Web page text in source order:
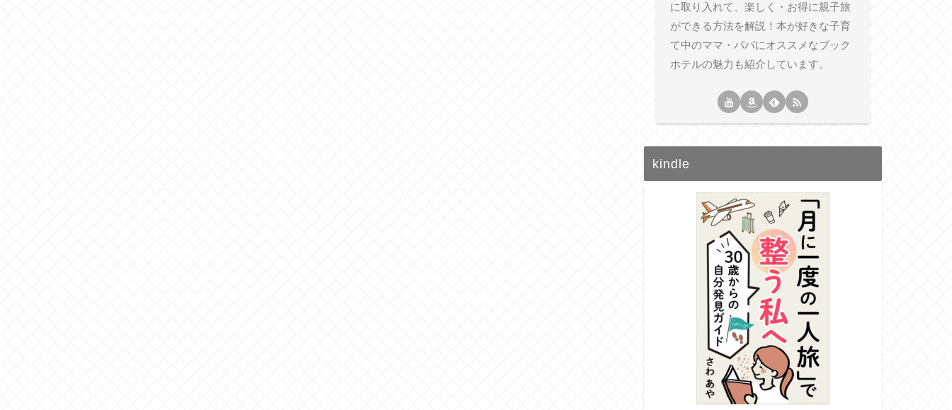
に取り入れて、楽しく・お得に親子旅
ができる方法を解説！本が好きな子育
て中のママ・パパにオススメなブック
ホテルの魅力も紹介しています。
kindle